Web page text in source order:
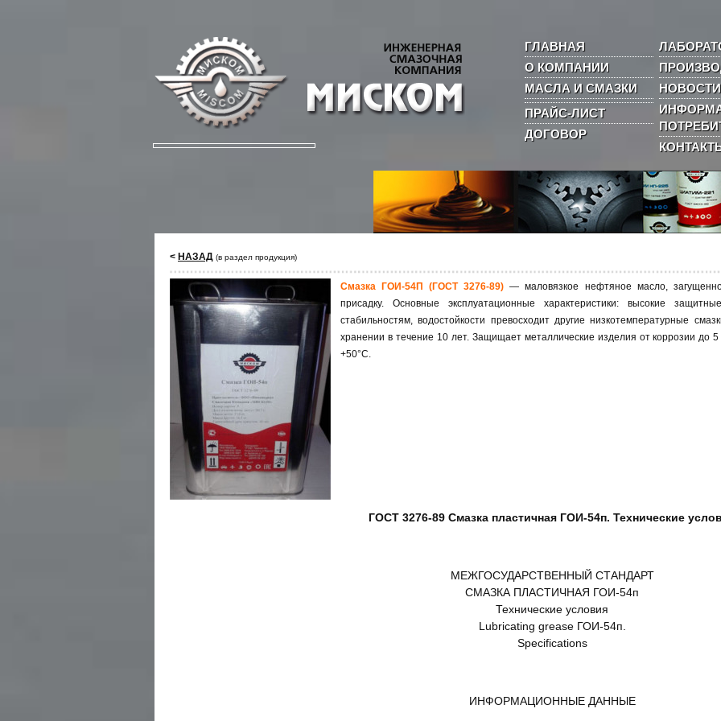
ГЛАВНАЯ
О КОМПАНИИ
МАСЛА И СМАЗКИ
ПРАЙС-ЛИСТ
ДОГОВОР
НОВОСТИ
< НАЗАД (в раздел продукция)
Смазка ГОИ-54П (ГОСТ 3276-89) — маловязкое нефтяное масло,
присадку. Основные эксплуатационные характеристики: высокие
стабильностям, водостойкости превосходит другие низкотемпературные
хранении в течение 10 лет. Защищает металлические изделия от коррозии до
+50°С.
ГОСТ 3276-89 Смазка пластичная ГОИ-54п. Технические
МЕЖГОСУДАРСТВЕННЫЙ СТАНДАРТ
СМАЗКА ПЛАСТИЧНАЯ ГОИ-54п
Технические условия
Lubricating grease ГОИ-54п.
Specifications
ИНФОРМАЦИОННЫЕ ДАННЫЕ